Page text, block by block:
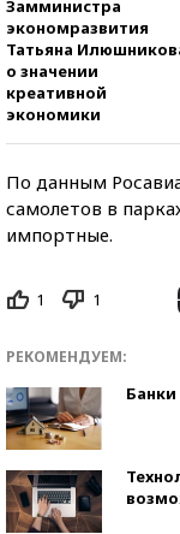
Замминистра
экономразвития
Татьяна
о значении
креативной
экономики
По данным
самолетов в
импортные.
1 1
РЕКОМЕНДУЕМ: